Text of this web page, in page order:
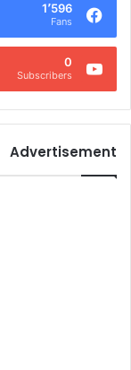
1٬596
Fans
0
Subscribers
Advertisement